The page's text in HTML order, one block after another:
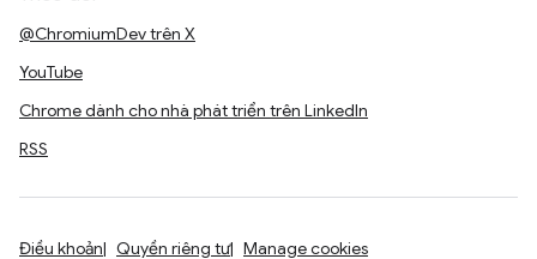
@ChromiumDev trên X
YouTube
Chrome dành cho nhà phát triển trên LinkedIn
RSS
Điều khoản Quyền riêng tư Manage cookies